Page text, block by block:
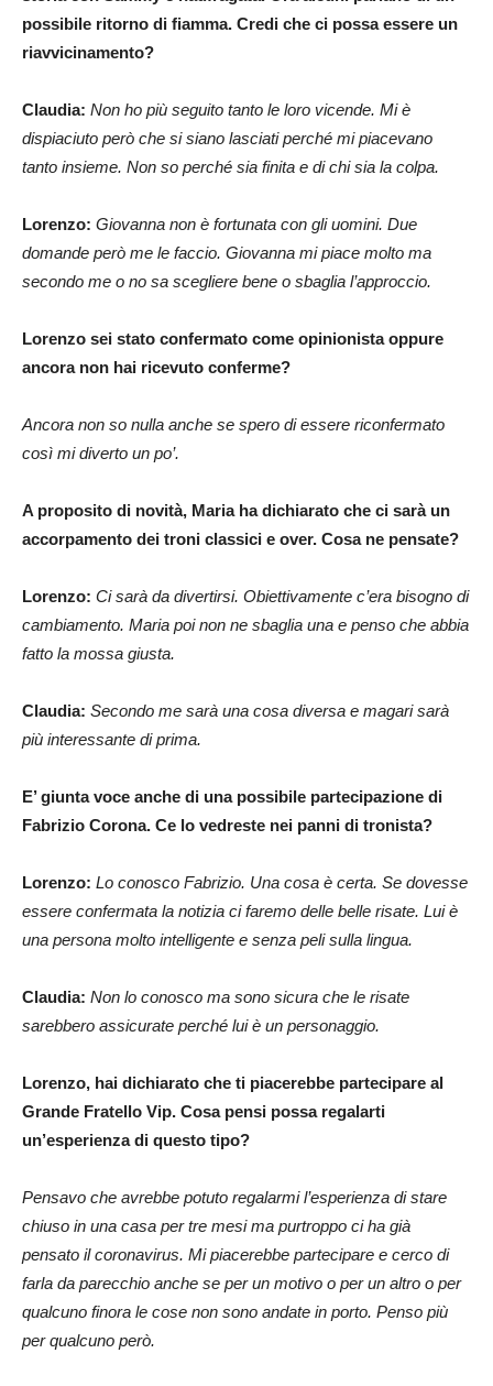
possibile ritorno di fiamma. Credi che ci possa essere un
riavvicinamento?
Claudia: Non ho più seguito tanto le loro vicende. Mi è
dispiaciuto però che si siano lasciati perché mi piacevano
tanto insieme. Non so perché sia finita e di chi sia la colpa.
Lorenzo: Giovanna non è fortunata con gli uomini. Due
domande però me le faccio. Giovanna mi piace molto ma
secondo me o no sa scegliere bene o sbaglia l’approccio.
Lorenzo sei stato confermato come opinionista oppure
ancora non hai ricevuto conferme?
Ancora non so nulla anche se spero di essere riconfermato
così mi diverto un po’.
A proposito di novità, Maria ha dichiarato che ci sarà un
accorpamento dei troni classici e over. Cosa ne pensate?
Lorenzo: Ci sarà da divertirsi. Obiettivamente c’era bisogno di
cambiamento. Maria poi non ne sbaglia una e penso che abbia
fatto la mossa giusta.
Claudia: Secondo me sarà una cosa diversa e magari sarà
più interessante di prima.
E’ giunta voce anche di una possibile partecipazione di
Fabrizio Corona. Ce lo vedreste nei panni di tronista?
Lorenzo: Lo conosco Fabrizio. Una cosa è certa. Se dovesse
essere confermata la notizia ci faremo delle belle risate. Lui è
una persona molto intelligente e senza peli sulla lingua.
Claudia: Non lo conosco ma sono sicura che le risate
sarebbero assicurate perché lui è un personaggio.
Lorenzo, hai dichiarato che ti piacerebbe partecipare al
Grande Fratello Vip. Cosa pensi possa regalarti
un’esperienza di questo tipo?
Pensavo che avrebbe potuto regalarmi l’esperienza di stare
chiuso in una casa per tre mesi ma purtroppo ci ha già
pensato il coronavirus. Mi piacerebbe partecipare e cerco di
farla da parecchio anche se per un motivo o per un altro o per
qualcuno finora le cose non sono andate in porto. Penso più
per qualcuno però.